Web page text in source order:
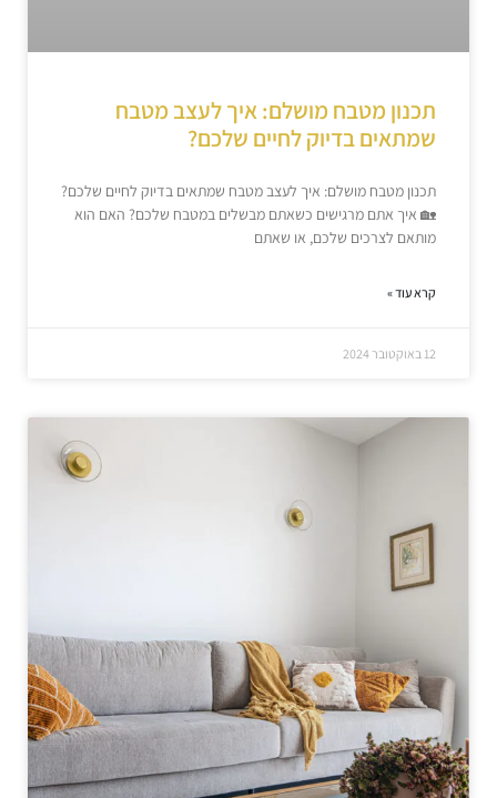
תכנון מטבח מושלם: איך לעצב מטבח
שמתאים בדיוק לחיים שלכם?
תכנון מטבח מושלם: איך לעצב מטבח שמתאים בדיוק לחיים שלכם?
🏡 איך אתם מרגישים כשאתם מבשלים במטבח שלכם? האם הוא
מותאם לצרכים שלכם, או שאתם
קרא עוד »
12 באוקטובר 2024